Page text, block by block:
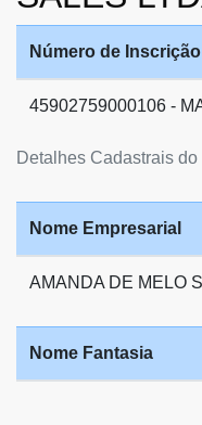
Detalhes Cadastrais
Número de Inscrição
45902759000106 -
Nome Empresarial
AMANDA DE MELO
Nome Fantasia